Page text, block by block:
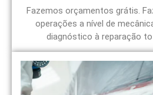
Fazemos orçamentos grátis.
operações a nível de
diagnóstico à reparação